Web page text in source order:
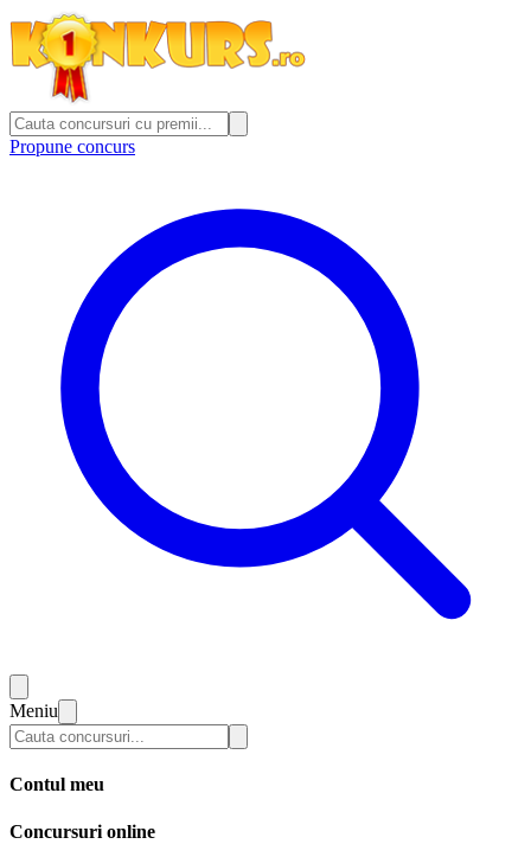
Propune concurs
Meniu
Contul meu
Concursuri online